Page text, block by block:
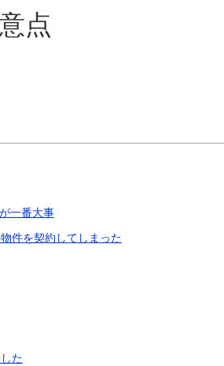
点
一番大事
件を契約してしまった
た